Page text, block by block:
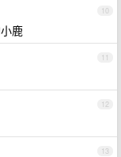
10
鹿
11
12
13